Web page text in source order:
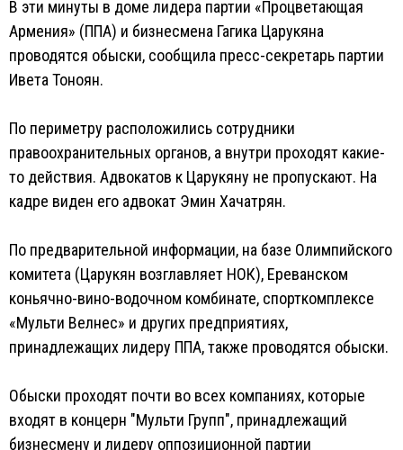
В эти минуты в доме лидера партии «Процветающая
Армения» (ППА) и бизнесмена Гагика Царукяна
проводятся обыски, сообщила пресс-секретарь партии
Ивета Тоноян.
По периметру расположились сотрудники
правоохранительных органов, а внутри проходят какие-
то действия. Адвокатов к Царукяну не пропускают. На
кадре виден его адвокат Эмин Хачатрян.
По предварительной информации, на базе Олимпийского
комитета (Царукян возглавляет НОК), Ереванском
коньячно-вино-водочном комбинате, спорткомплексе
«Мульти Велнес» и других предприятиях,
принадлежащих лидеру ППА, также проводятся обыски.
Обыски проходят почти во всех компаниях, которые
входят в концерн "Мульти Групп", принадлежащий
бизнесмену и лидеру оппозиционной партии